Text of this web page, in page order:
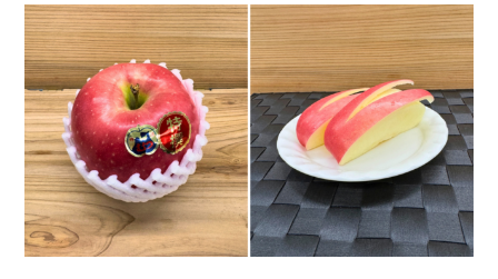
Twitter
Facebook
Line
Copy URL